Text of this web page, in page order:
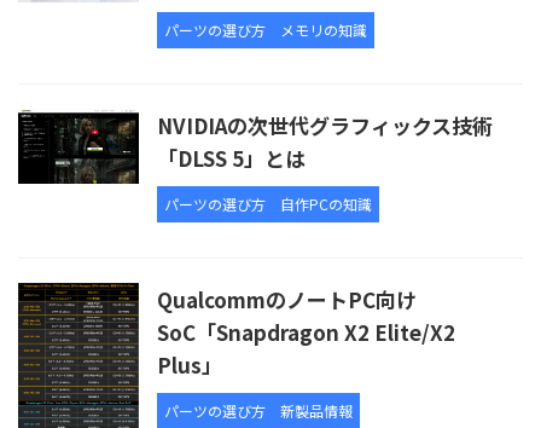
パーツの選び方 メモリの知識
NVIDIAの次世代グラフィックス技術
「DLSS 5」とは
パーツの選び方 自作PCの知識
QualcommのノートPC向け
SoC「Snapdragon X2 Elite/X2
Plus」
パーツの選び方 新製品情報